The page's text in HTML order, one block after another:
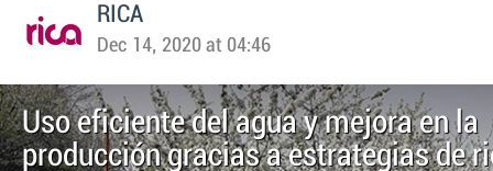
RICA
Dec 14, 2020 at 04:46
Uso eficiente del agua y mejora en la
producción gracias a estrategias de